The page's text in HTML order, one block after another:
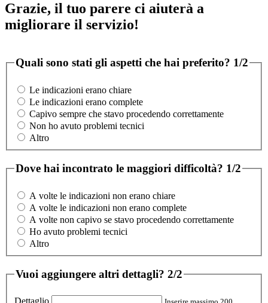
Grazie, il tuo parere ci aiuterà a
migliorare il servizio!
Quali sono stati gli aspetti che hai preferito? 1/2
Le indicazioni erano chiare
Le indicazioni erano complete
Capivo sempre che stavo procedendo correttamente
Non ho avuto problemi tecnici
Altro
Dove hai incontrato le maggiori difficoltà? 1/2
A volte le indicazioni non erano chiare
A volte le indicazioni non erano complete
A volte non capivo se stavo procedendo correttamente
Ho avuto problemi tecnici
Altro
Vuoi aggiungere altri dettagli? 2/2